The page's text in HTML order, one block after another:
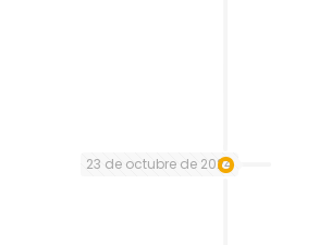
23 de octubre de 2024